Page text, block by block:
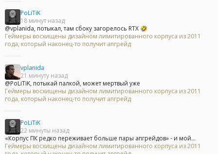
PoLiTiK
18 минут назад
@vplanida, потыкал, там сбоку загорелось RTX 🤣
Геймеры восхищены дизайном лимитированного корпуса из 2011
года, который наконец-то получит апгрейд
vplanida
21 минуту назад
@PoLiTiK, потыкай палкой, может мертвый уже
Геймеры восхищены дизайном лимитированного корпуса из 2011
года, который наконец-то получит апгрейд
PoLiTiK
22 минуты назад
«Корпус ПК редко переживает больше пары апгрейдов» - и мой...
Геймеры восхищены дизайном лимитированного корпуса из 2011